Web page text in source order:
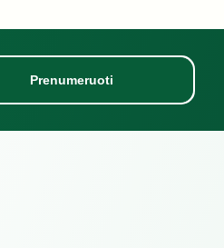
Prenumeruoti